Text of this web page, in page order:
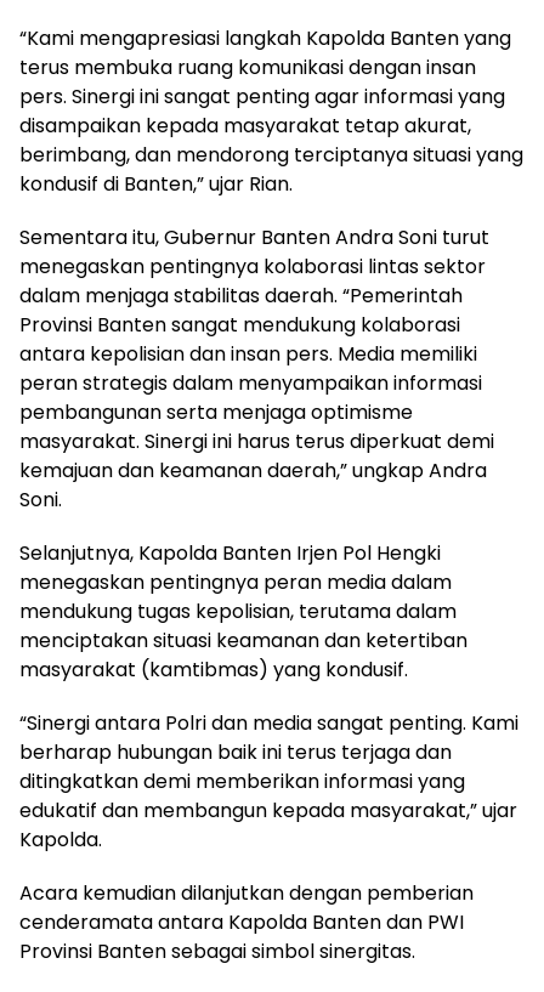
“Kami mengapresiasi langkah Kapolda Banten yang
terus membuka ruang komunikasi dengan insan
pers. Sinergi ini sangat penting agar informasi yang
disampaikan kepada masyarakat tetap akurat,
berimbang, dan mendorong terciptanya situasi yang
kondusif di Banten,” ujar Rian.
Sementara itu, Gubernur Banten Andra Soni turut
menegaskan pentingnya kolaborasi lintas sektor
dalam menjaga stabilitas daerah. “Pemerintah
Provinsi Banten sangat mendukung kolaborasi
antara kepolisian dan insan pers. Media memiliki
peran strategis dalam menyampaikan informasi
pembangunan serta menjaga optimisme
masyarakat. Sinergi ini harus terus diperkuat demi
kemajuan dan keamanan daerah,” ungkap Andra
Soni.
Selanjutnya, Kapolda Banten Irjen Pol Hengki
menegaskan pentingnya peran media dalam
mendukung tugas kepolisian, terutama dalam
menciptakan situasi keamanan dan ketertiban
masyarakat (kamtibmas) yang kondusif.
“Sinergi antara Polri dan media sangat penting. Kami
berharap hubungan baik ini terus terjaga dan
ditingkatkan demi memberikan informasi yang
edukatif dan membangun kepada masyarakat,” ujar
Kapolda.
Acara kemudian dilanjutkan dengan pemberian
cenderamata antara Kapolda Banten dan PWI
Provinsi Banten sebagai simbol sinergitas.